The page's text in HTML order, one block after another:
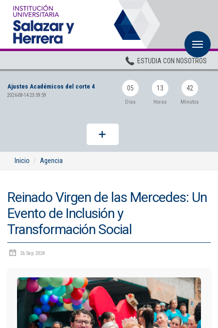
ESTUDIA CON NOSOTROS
Ajustes Académicos del corte 4
2026-08-14 23:59:59
05
Días
13
Horas
42
Minutos
Inicio Agencia
Reinado Virgen de las Mercedes: Un
Evento de Inclusión y
Transformación Social
26 Sep 2024
Pregrados
Planta Docente
ADMISIONES
BIENESTAR
Centros
BIBLIOTECA
IDIOMAS
Pastoral
CARTERA
Inscripciones